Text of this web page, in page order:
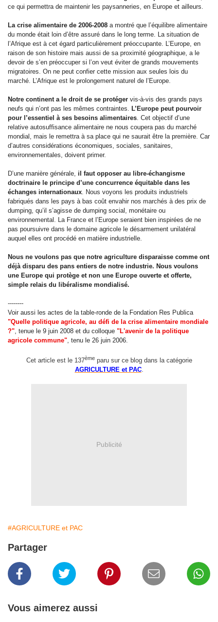
ce qui permettra de maintenir les paysanneries, en Europe et ailleurs.
La crise alimentaire de 2006-2008 a montré que l’équilibre alimentaire
du monde était loin d’être assuré dans le long terme. La situation de
l’Afrique est à cet égard particulièrement préoccupante. L’Europe, en
raison de son histoire mais aussi de sa proximité géographique, a le
devoir de s’en préoccuper si l’on veut éviter de grands mouvements
migratoires. On ne peut confier cette mission aux seules lois du
marché. L’Afrique est le prolongement naturel de l’Europe.
Notre continent a le droit de se protéger vis-à-vis des grands pays
neufs qui n’ont pas les mêmes contraintes. L’Europe peut pourvoir
pour l’essentiel à ses besoins alimentaires. Cet objectif d’une
relative autosuffisance alimentaire ne nous coupera pas du marché
mondial, mais le remettra à sa place qui ne saurait être la première. Car
d’autres considérations économiques, sociales, sanitaires,
environnementales, doivent primer.
D’une manière générale, il faut opposer au libre-échangisme
doctrinaire le principe d’une concurrence équitable dans les
échanges internationaux. Nous voyons les produits industriels
fabriqués dans les pays à bas coût envahir nos marchés à des prix de
dumping, qu’il s’agisse de dumping social, monétaire ou
environnemental. La France et l’Europe seraient bien inspirées de ne
pas poursuivre dans le domaine agricole le désarmement unilatéral
auquel elles ont procédé en matière industrielle.
Nous ne voulons pas que notre agriculture disparaisse comme ont
déjà disparu des pans entiers de notre industrie. Nous voulons
une Europe qui protège et non une Europe ouverte et offerte,
simple relais du libéralisme mondialisé.
--------
Voir aussi les actes de la table-ronde de la Fondation Res Publica
"Quelle politique agricole, au défi de la crise alimentaire mondiale
?", tenue le 9 juin 2008 et du colloque "L'avenir de la politique
agricole commune", tenu le 26 juin 2006.
Cet article est le 137èmeparu sur ce blog dans la catégorie
AGRICULTURE et PAC.
Publicité
#AGRICULTURE et PAC
Partager
Vous aimerez aussi